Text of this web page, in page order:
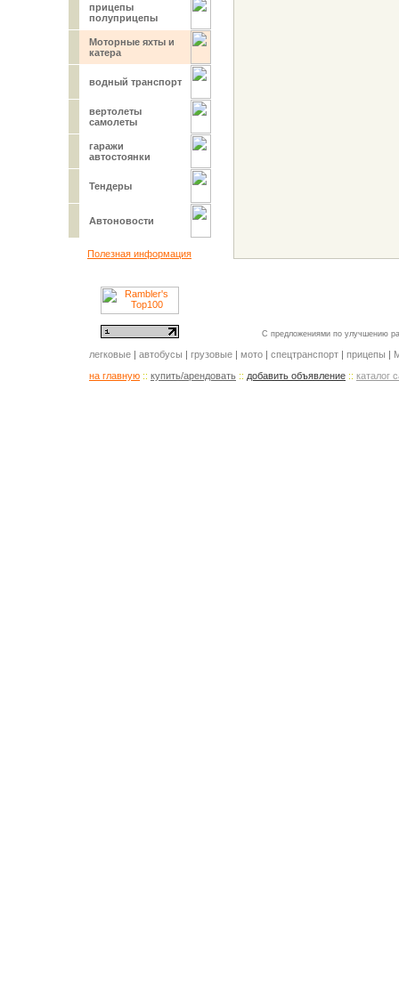
прицепы
полуприцепы
Моторные яхты и
катера
водный транспорт
вертолеты
самолеты
гаражи
автостоянки
Тендеры
Автоновости
Полезная информация
С предложениями по улучшению
легковые | автобусы | грузовые | мото | спецтранспорт | прицепы |
на главную :: купить/арендовать :: добавить объявление :: каталог